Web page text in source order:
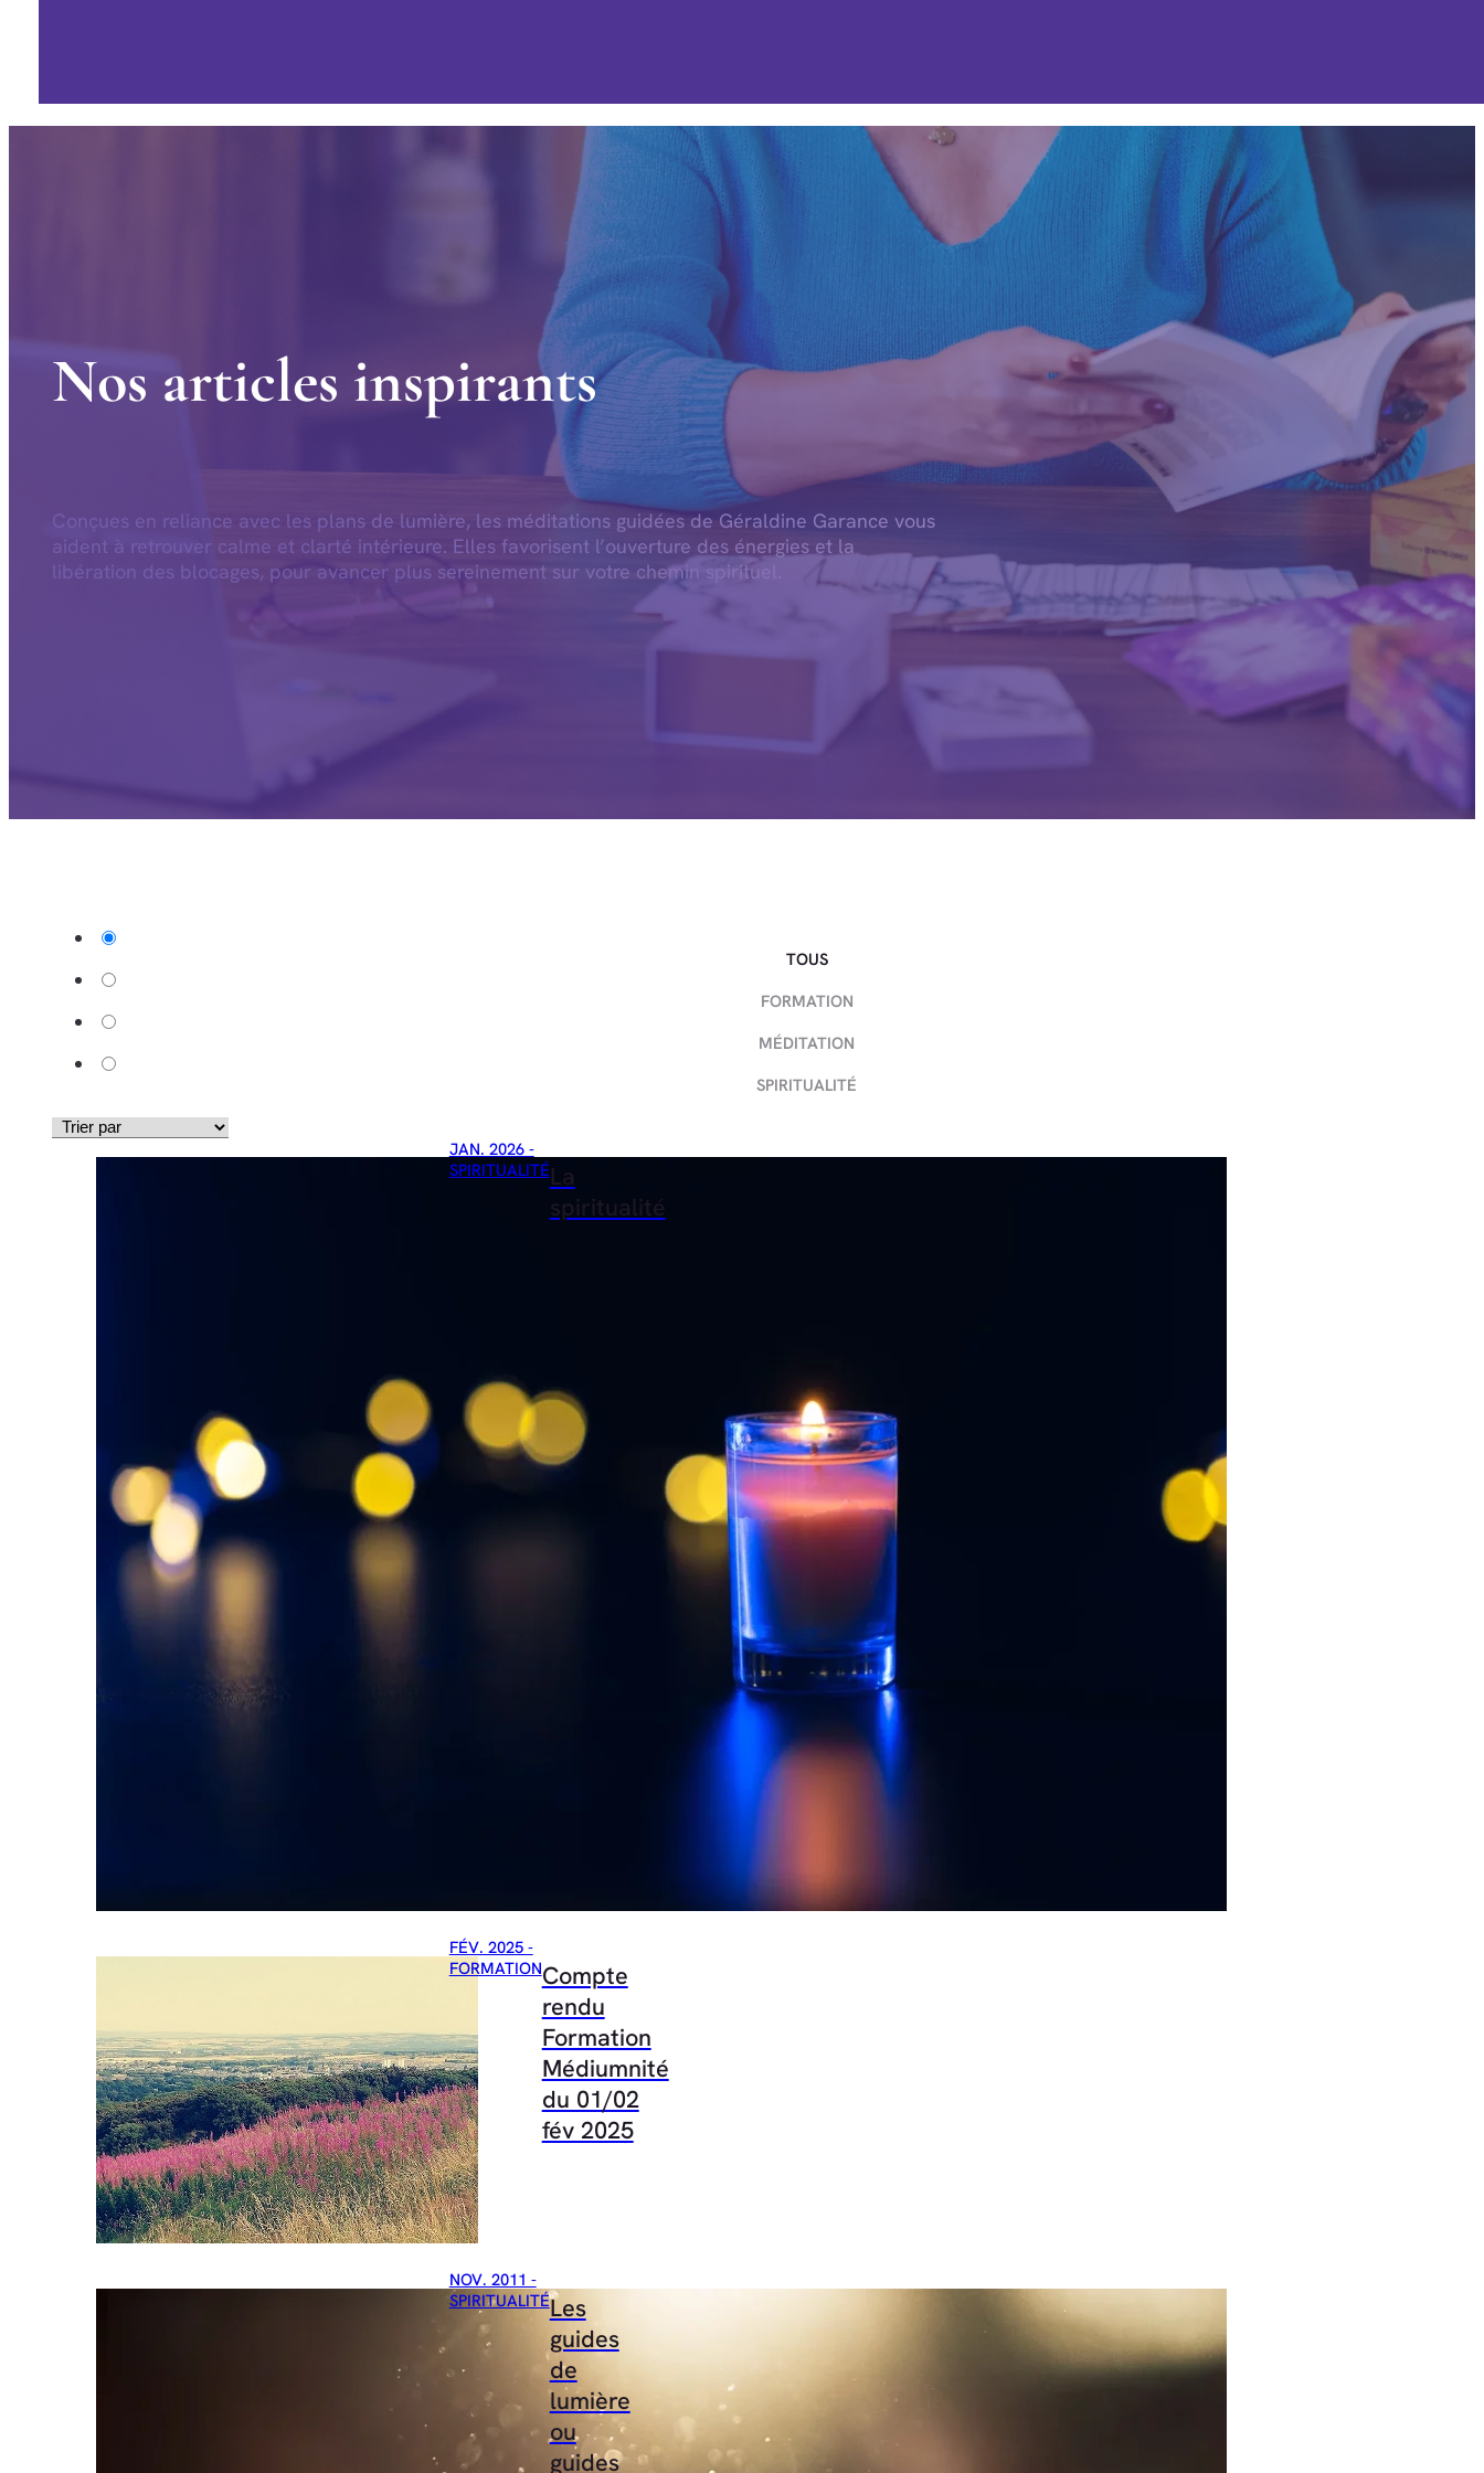
Nos articles inspirants
Conçues en reliance avec les plans de lumière, les méditations guidées de Géraldine Garance vous
aident à retrouver calme et clarté intérieure. Elles favorisent l’ouverture des énergies et la
libération des blocages, pour avancer plus sereinement sur votre chemin spirituel.
TOUS
FORMATION
MÉDITATION
SPIRITUALITÉ
JAN. 2026 -
SPIRITUALITÉLa
spiritualité
FÉV. 2025 -
FORMATIONCompte
rendu
Formation
Médiumnité
du 01/02
fév 2025
NOV. 2011 -
SPIRITUALITÉLes
guides
de
lumière
ou
guides